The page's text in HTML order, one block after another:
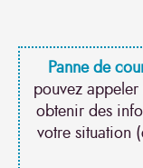
Panne de
pouvez
obtenir des
votre situation